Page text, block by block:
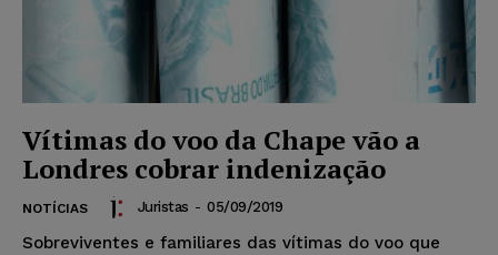
Vítimas do voo da Chape vão a
Londres cobrar indenização
NOTÍCIAS Juristas - 05/09/2019
Sobreviventes e familiares das vítimas do voo que